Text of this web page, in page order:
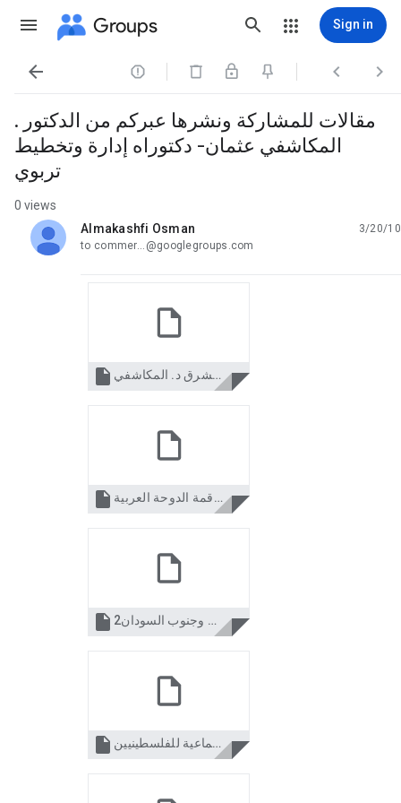
Groups Sign in
   
مقالات للمشاركة ونشرها عبركم من الدكتور .
المكاشفي عثمان- دكتوراه إدارة وتخطيط
تربوي
0 views
Almakashfi Osman
unread,
3/20/10
to commer...@googlegroups.com
 التخطيط الاستراتيجي مقال للشرق د. المكاشفي.doc
 الفارس البشير وقمة الدوحة العربية.doc
 2مقال حول الوحدة والإنفصال بين شمال وجنوب السودان.doc
 لماذا التطهير العرقي والإبادة الجماعية للفلسطينيين.doc